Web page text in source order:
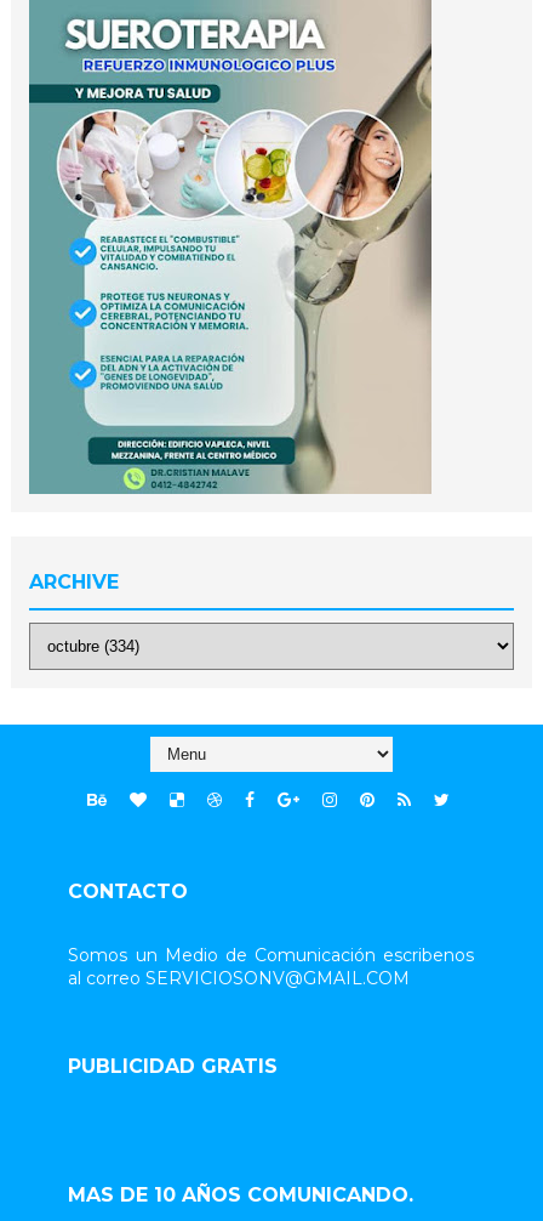
ARCHIVE
CONTACTO
Somos un Medio de Comunicación escribenos
al correo SERVICIOSONV@GMAIL.COM
PUBLICIDAD GRATIS
MAS DE 10 AÑOS COMUNICANDO.